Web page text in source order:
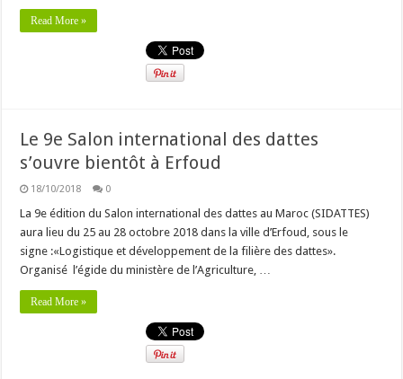
Read More »
Le 9e Salon international des dattes
s’ouvre bientôt à Erfoud
18/10/2018 0
La 9e édition du Salon international des dattes au Maroc (SIDATTES)
aura lieu du 25 au 28 octobre 2018 dans la ville d’Erfoud, sous le
signe :«Logistique et développement de la filière des dattes».
Organisé l’égide du ministère de l’Agriculture, …
Read More »